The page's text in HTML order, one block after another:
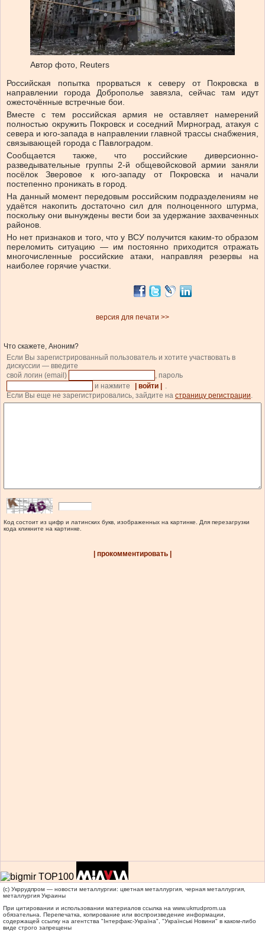
Автор фото, Reuters
Российская попытка прорваться к северу от Покровска в
направлении города Доброполье завязла, сейчас там идут
ожесточённые встречные бои.
Вместе с тем российская армия не оставляет намерений
полностью окружить Покровск и соседний Мирноград, атакуя с
севера и юго-запада в направлении главной трассы снабжения,
связывающей города с Павлоградом.
Сообщается также, что российские диверсионно-
разведывательные группы 2-й общевойсковой армии заняли
посёлок Зверовое к юго-западу от Покровска и начали
постепенно проникать в город.
На данный момент передовым российским подразделениям не
удаётся накопить достаточно сил для полноценного штурма,
поскольку они вынуждены вести бои за удержание захваченных
районов.
Но нет признаков и того, что у ВСУ получится каким-то образом
переломить ситуацию — им постоянно приходится отражать
многочисленные российские атаки, направляя резервы на
наиболее горячие участки.
версия для печати >>
Что скажете, Аноним?
Если Вы зарегистрированный пользователь и хотите участвовать в
дискуссии — введите
свой логин (email)
, пароль
и нажмите
| войти |
Если Вы еще не зарегистрировались, зайдите на страницу регистрации
Код состоит из цифр и латинских букв, изображенных на картинке. Для перезагрузки
кода кликните на картинке.
| прокомментировать |
(c) Укррудпром — новости металлургии: цветная металлургия, черная металлургия,
металлургия Украины
При цитировании и использовании материалов ссылка на www.ukrrudprom.ua
обязательна. Перепечатка, копирование или воспроизведение информации,
содержащей ссылку на агентства "Iнтерфакс-Україна", "Українськi Новини" в каком-либо
виде строго запрещены